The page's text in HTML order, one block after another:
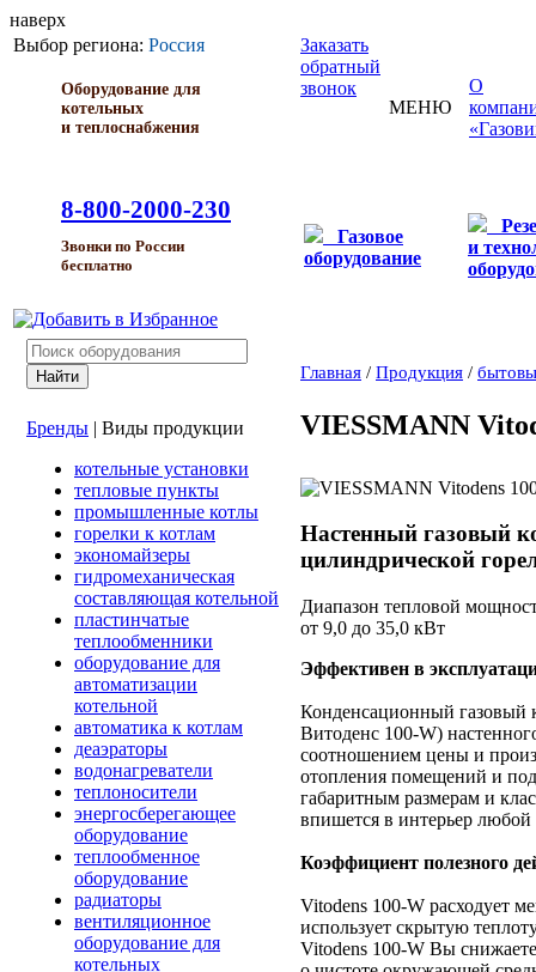
наверх
Выбор региона: Россия
Оборудование для
котельных
и теплоснабжения
8-800-2000-230
Звонки по России
бесплатно
Заказать
обратный
звонок
МЕНЮ
О
Газовое
оборудование
и
Бренды | Виды продукции
котельные установки
тепловые пункты
промышленные котлы
горелки к котлам
экономайзеры
гидромеханическая
составляющая котельной
пластинчатые
теплообменники
оборудование для
автоматизации
котельной
автоматика к котлам
деаэраторы
водонагреватели
теплоносители
энергосберегающее
оборудование
теплообменное
оборудование
радиаторы
вентиляционное
оборудование для
котельных
Главная / Продукция /
VIESSMANN
Настенный газовый
цилиндрической
Диапазон тепловой
от 9,0 до 35,0 кВт
Эффективен в
Конденсационный газовый
Витоденс 100-W)
соотношением цены и
отопления помещений и
габаритным размерам и
впишется в интерьер
Коэффициент полезного
Vitodens 100-W расходует
использует скрытую
Vitodens 100-W Вы снижаете